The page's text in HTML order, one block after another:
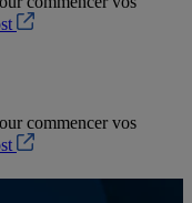
commencer vos